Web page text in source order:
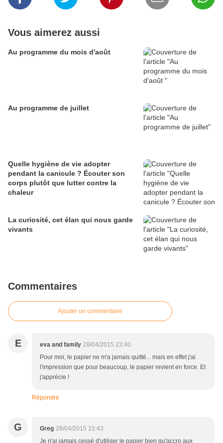
Vous aimerez aussi
Au programme du mois d'août
Au programme de juillet
Quelle hygiène de vie adopter
pendant la canicule ? Écouter son
corps plutôt que lutter contre la
chaleur
La curiosité, cet élan qui nous garde
vivants
Commentaires
Ajouter un commentaire
E eva and family 28/04/2015 23:40
Pour moi, le papier ne m'a jamais quitté... mais en effet j'ai
l'impression que pour beaucoup, le papier revient en force. Et
j'apprécie !
Répondre
G Greg 28/04/2015 15:43
Je n'ai jamais cessé d'utiliser le papier bien qu'accro aux